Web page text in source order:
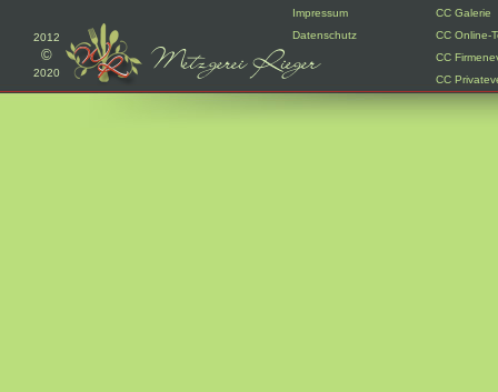
2012
©
2020
Impressum
CC Galerie
Datenschutz
CC Online-
CC
CC